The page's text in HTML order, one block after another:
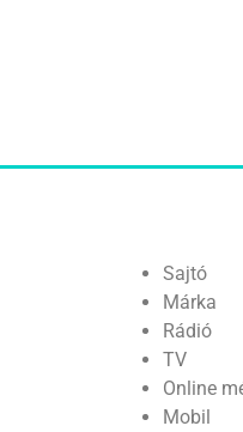
Sajtó
Márka
Rádió
TV
Online
Mobil